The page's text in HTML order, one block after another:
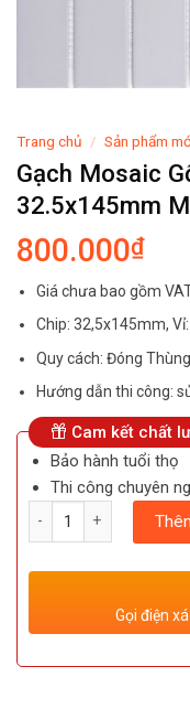
Trang chủ / Sản phẩm
Gạch Mosaic
32.5x145mm
800.000₫
Giá chưa bao gồm
Chip: 32,5x145mm,
Quy cách: Đóng
Hướng dẫn thi công:
Cam kết chất
Bảo hành tuổi thọ
Thi công chuyên
Gọi điện